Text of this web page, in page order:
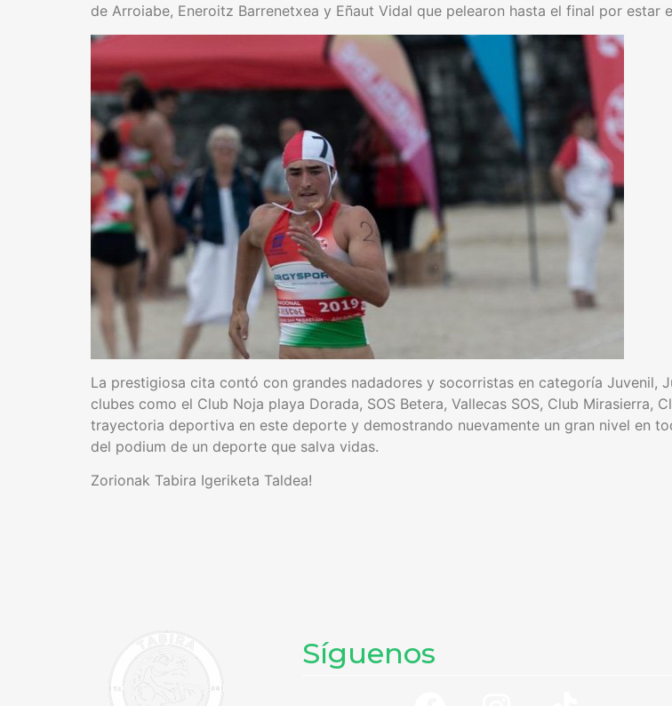
de Arroiabe, Eneroitz Barrenetxea y Eñaut Vidal que pelearon hasta el final por estar
La prestigiosa cita contó con grandes nadadores y socorristas en categoría Juvenil,
clubes como el Club Noja playa Dorada, SOS Betera, Vallecas SOS, Club Mirasierra,
trayectoria deportiva en este deporte y demostrando nuevamente un gran nivel en
del podium de un deporte que salva vidas.
Zorionak Tabira Igeriketa Taldea!
Síguenos